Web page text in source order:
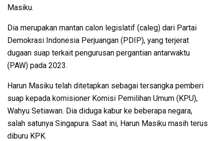
Masiku.
Dia merupakan mantan calon legislatif (caleg) dari Partai
Demokrasi Indonesia Perjuangan (PDIP), yang terjerat
dugaan suap terkait pengurusan pergantian antarwaktu
(PAW) pada 2023.
Harun Masiku telah ditetapkan sebagai tersangka pemberi
suap kepada komisioner Komisi Pemilihan Umum (KPU),
Wahyu Setiawan. Dia diduga kabur ke beberapa negara,
salah satunya Singapura. Saat ini, Harun Masiku masih terus
diburu KPK.